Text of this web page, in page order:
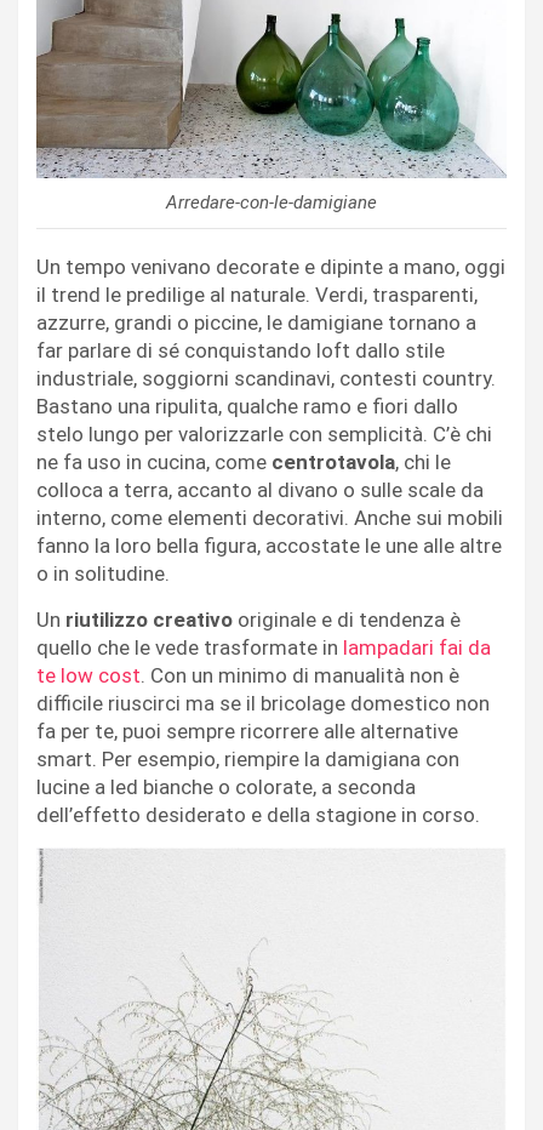
Arredare-con-le-damigiane
Un tempo venivano decorate e dipinte a mano, oggi
il trend le predilige al naturale. Verdi, trasparenti,
azzurre, grandi o piccine, le damigiane tornano a
far parlare di sé conquistando loft dallo stile
industriale, soggiorni scandinavi, contesti country.
Bastano una ripulita, qualche ramo e fiori dallo
stelo lungo per valorizzarle con semplicità. C’è chi
ne fa uso in cucina, come centrotavola, chi le
colloca a terra, accanto al divano o sulle scale da
interno, come elementi decorativi. Anche sui mobili
fanno la loro bella figura, accostate le une alle altre
o in solitudine.
Un riutilizzo creativo originale e di tendenza è
quello che le vede trasformate in lampadari fai da
te low cost. Con un minimo di manualità non è
difficile riuscirci ma se il bricolage domestico non
fa per te, puoi sempre ricorrere alle alternative
smart. Per esempio, riempire la damigiana con
lucine a led bianche o colorate, a seconda
dell’effetto desiderato e della stagione in corso.